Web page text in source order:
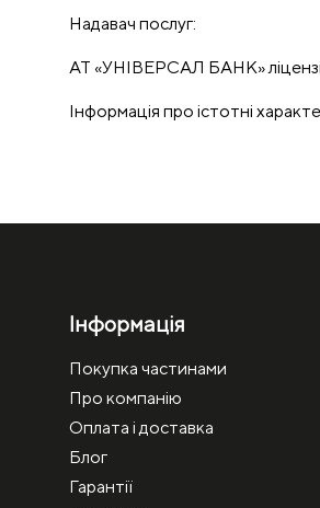
Надавач послуг:
АТ «УНІВЕРСАЛ БАНК»
Інформація про істотні
Інформація
Покупка частинами
Про компанію
Оплата і доставка
Блог
Гарантії